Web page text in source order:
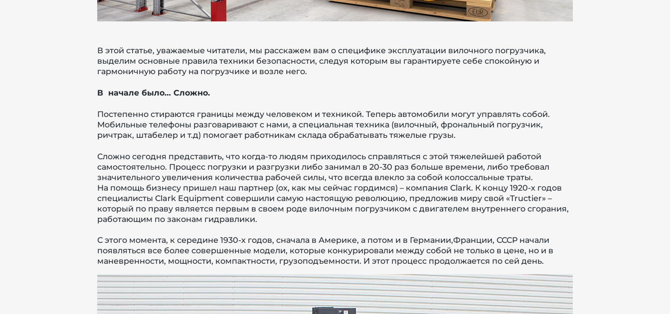
В этой статье, уважаемые читатели, мы расскажем вам о специфике эксплуатации вилочного погрузчика,
выделим основные правила техники безопасности, следуя которым вы гарантируете себе спокойную и
гармоничную работу на погрузчике и возле него.
В начале было… Сложно.
Постепенно стираются границы между человеком и техникой. Теперь автомобили могут управлять собой.
Мобильные телефоны разговаривают с нами, а специальная техника (вилочный, фрональный погрузчик,
ричтрак, штабелер и т.д) помогает работникам склада обрабатывать тяжелые грузы.
Сложно сегодня представить, что когда-то людям приходилось справляться с этой тяжелейшей работой
самостоятельно. Процесс погрузки и разгрузки либо занимал в 20-30 раз больше времени, либо требовал
значительного увеличения количества рабочей силы, что всегда влекло за собой колоссальные траты.
На помощь бизнесу пришел наш партнер (ох, как мы сейчас гордимся) – компания Clark. К концу 1920-х годов
специалисты Clark Equipment совершили самую настоящую революцию, предложив миру свой «Tructier» –
который по праву является первым в своем роде вилочным погрузчиком с двигателем внутреннего сгорания,
работающим по законам гидравлики.
С этого момента, к середине 1930-х годов, сначала в Америке, а потом и в Германии,Франции, СССР начали
появляться все более совершенные модели, которые конкурировали между собой не только в цене, но и в
маневренности, мощности, компактности, грузоподъемности. И этот процесс продолжается по сей день.